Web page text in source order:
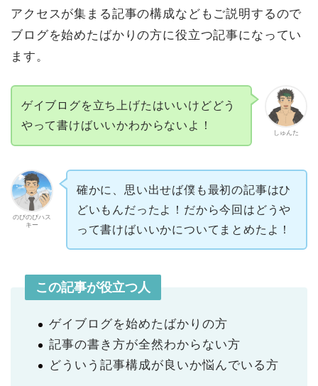
アクセスが集まる記事の構成などもご説明するので
ブログを始めたばかりの方に役立つ記事になってい
ます。
しゅんた
ゲイブログを立ち上げたはいいけどどう
やって書けばいいかわからないよ！
のびのびハス
キー
確かに、思い出せば僕も最初の記事はひ
どいもんだったよ！だから今回はどうや
って書けばいいかについてまとめたよ！
この記事が役立つ人
ゲイブログを始めたばかりの方
記事の書き方が全然わからない方
どういう記事構成が良いか悩んでいる方